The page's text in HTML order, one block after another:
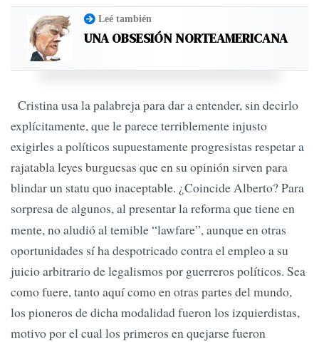
Leé también
UNA OBSESIÓN NORTEAMERICANA
Cristina usa la palabreja para dar a entender, sin decirlo
explícitamente, que le parece terriblemente injusto
exigirles a políticos supuestamente progresistas respetar a
rajatabla leyes burguesas que en su opinión sirven para
blindar un statu quo inaceptable. ¿Coincide Alberto? Para
sorpresa de algunos, al presentar la reforma que tiene en
mente, no aludió al temible “lawfare”, aunque en otras
oportunidades sí ha despotricado contra el empleo a su
juicio arbitrario de legalismos por guerreros políticos. Sea
como fuere, tanto aquí como en otras partes del mundo,
los pioneros de dicha modalidad fueron los izquierdistas,
motivo por el cual los primeros en quejarse fueron